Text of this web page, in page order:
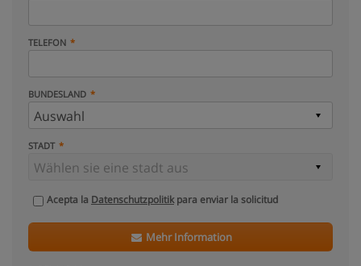
TELEFON
BUNDESLAND
STADT
Acepta la Datenschutzpolitikpara enviar la solicitud
Mehr Information